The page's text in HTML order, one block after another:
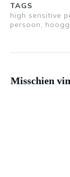
TAGS
high sensitive
persoon,
Misschien